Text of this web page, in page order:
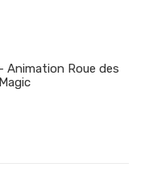
Animation Roue des